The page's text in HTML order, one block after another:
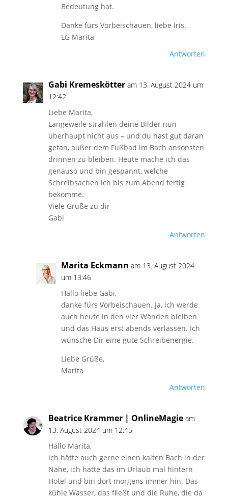
Bedeutung hat.
Danke fürs Vorbeischauen, liebe Iris.
LG Marita
Antworten
Gabi Kremeskötter am 13. August 2024 um
12:42
Liebe Marita,
Langeweile strahlen deine Bilder nun
überhaupt nicht aus – und du hast gut daran
getan, außer dem Fußbad im Bach ansonsten
drinnen zu bleiben. Heute mache ich das
genauso und bin gespannt, welche
Schreibsachen ich bis zum Abend fertig
bekomme.
Viele Grüße zu dir
Gabi
Antworten
Marita Eckmann am 13. August 2024
um 13:46
Hallo liebe Gabi,
danke fürs Vorbeischauen. Ja, ich werde
auch heute in den vier Wänden bleiben
und das Haus erst abends verlassen. Ich
wünsche Dir eine gute Schreibenergie.
Liebe Grüße,
Marita
Antworten
Beatrice Krammer | OnlineMagie am
13. August 2024 um 12:45
Hallo Marita,
ich hätte auch gerne einen kalten Bach in der
Nähe, ich hatte das im Urlaub mal hintern
Hotel und bin dort morgens immer hin. Das
kühle Wasser, das fließt und die Ruhe, die da